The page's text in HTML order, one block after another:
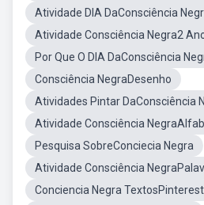
Atividade DIA DaConsciência
Atividade Consciência Negra2
Por Que O DIA DaConsciência
Consciência NegraDesenho
Atividades Pintar DaConsciência
Atividade Consciência
Pesquisa SobreConciecia Negra
Atividade Consciência
Conciencia Negra TextosPinterest